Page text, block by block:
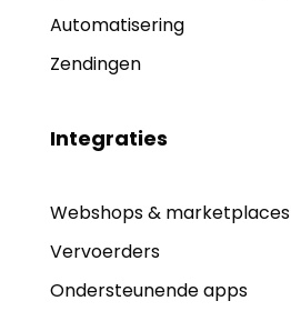
Automatisering
Zendingen
Integraties
Webshops & marketplaces
Vervoerders
Ondersteunende apps